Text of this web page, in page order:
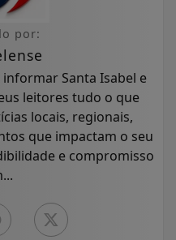
por:
Santa Isabel e
leitores tudo o que
locais, regionais,
que impactam o seu
e compromisso